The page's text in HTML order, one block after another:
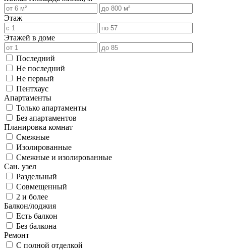
Этаж
Этажей в доме
Последний
Не последний
Не первый
Пентхаус
Апартаменты
Только апартаменты
Без апартаментов
Планировка комнат
Смежные
Изолированные
Смежные и изолированные
Сан. узел
Раздельный
Совмещенный
2 и более
Балкон/лоджия
Есть балкон
Без балкона
Ремонт
С полной отделкой